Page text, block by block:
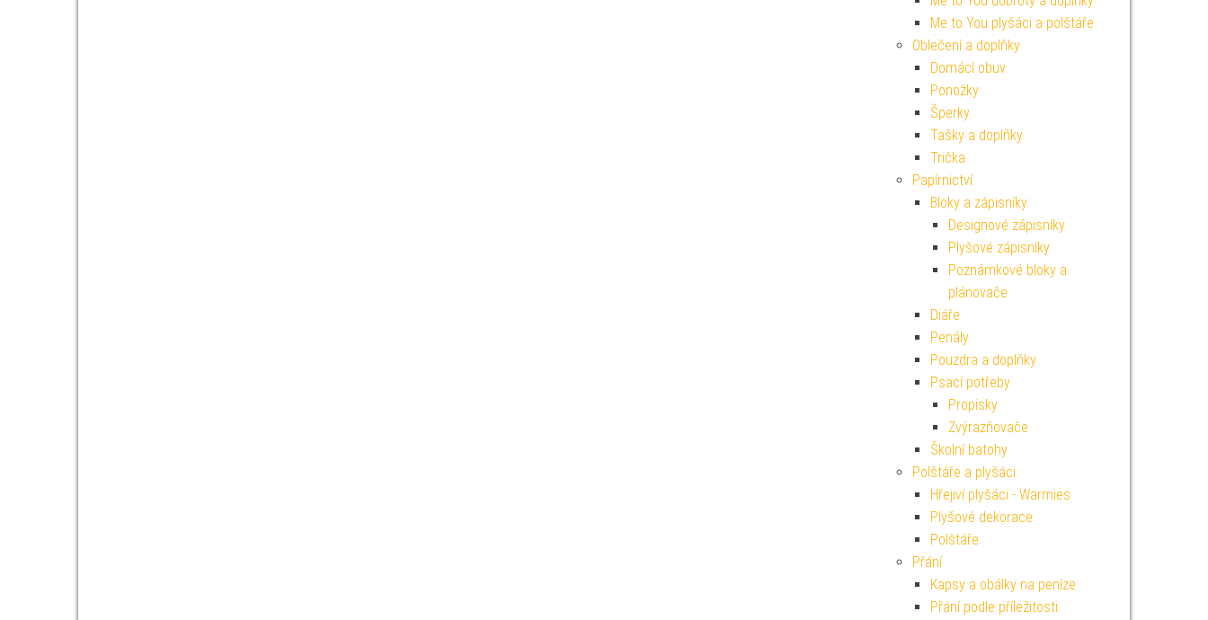
Me to You plyšáci a polštáře
Oblečení a doplňky
Domácí obuv
Ponožky
Šperky
Tašky a doplňky
Trička
Papírnictví
Bloky a zápisníky
Designové zápisníky
Plyšové zápisníky
Poznámkové bloky a
plánovače
Diáře
Penály
Pouzdra a doplňky
Psací potřeby
Propisky
Zvýrazňovače
Školní batohy
Polštáře a plyšáci
Hřejiví plyšáci - Warmies
Plyšové dekorace
Polštáře
Přání
Kapsy a obálky na peníze
Přání podle příležitosti